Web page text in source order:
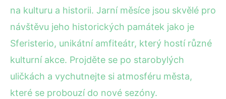
na kulturu a historii. Jarní měsíce jsou skvělé pro
návštěvu jeho historických památek jako je
Sferisterio, unikátní amfiteátr, který hostí různé
kulturní akce. Projděte se po starobylých
uličkách a vychutnejte si atmosféru města,
které se probouzí do nové sezóny.